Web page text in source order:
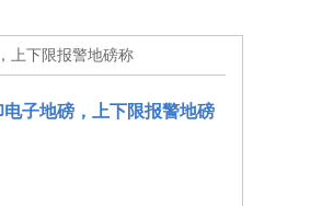
上下限报警地磅称
子地磅，上下限报警地磅